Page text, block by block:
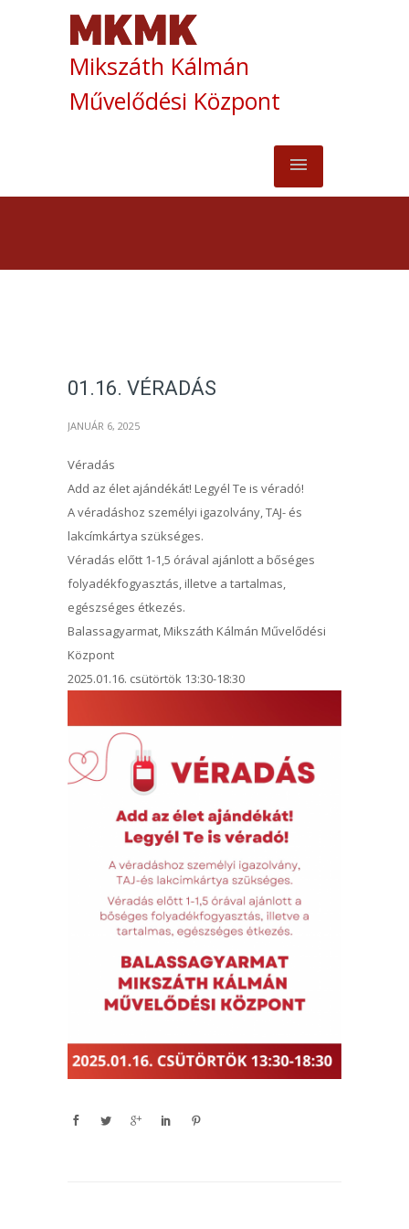
Mikszáth Kálmán
Művelődési Központ
01.16. VÉRADÁS
JANUÁR 6, 2025
Véradás
Add az élet ajándékát! Legyél Te is véradó!
A véradáshoz személyi igazolvány, TAJ- és
lakcímkártya szükséges.
Véradás előtt 1-1,5 órával ajánlott a bőséges
folyadékfogyasztás, illetve a tartalmas,
egészséges étkezés.
Balassagyarmat, Mikszáth Kálmán Művelődési
Központ
2025.01.16. csütörtök 13:30-18:30